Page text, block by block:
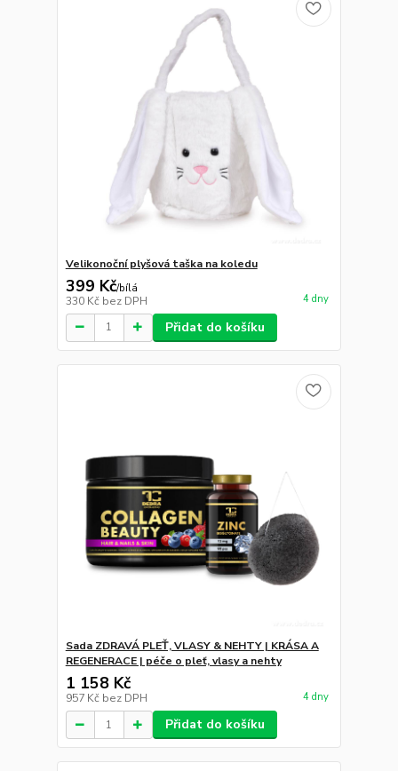
Velikonoční plyšová taška na koledu
399 Kč/bílá
330 Kč bez DPH 4 dny
Přidat do košíku
Sada ZDRAVÁ PLEŤ, VLASY & NEHTY | KRÁSA A
REGENERACE | péče o pleť, vlasy a nehty
1 158 Kč
957 Kč bez DPH 4 dny
Přidat do košíku